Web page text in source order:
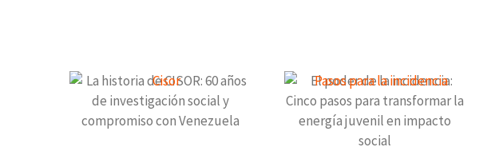
La
historia
de
El
poder
de
la